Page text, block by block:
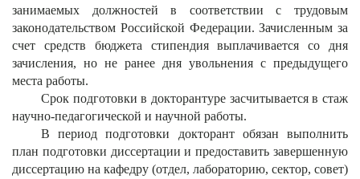
занимаемых должностей в соответствии с трудовым
законодательством Российской Федерации. Зачисленным за
счет средств бюджета стипендия выплачивается со дня
зачисления, но не ранее дня увольнения с предыдущего
места работы.
Срок подготовки в докторантуре засчитывается в стаж
научно-педагогической и научной работы.
В период подготовки докторант обязан выполнить
план подготовки диссертации и предоставить завершенную
диссертацию на кафедру (отдел, лабораторию, сектор, совет)